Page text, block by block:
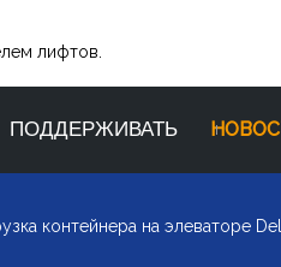
лифтов.
ПОДДЕРЖИВАТЬ
контейнера на элеваторе